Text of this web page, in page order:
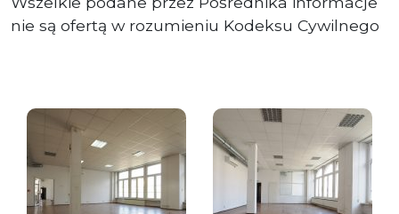
nie są ofertą w rozumieniu Kodeksu Cywilnego